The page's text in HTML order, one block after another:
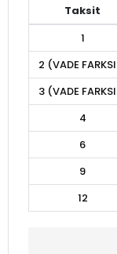
Taksit
1
2 (VADE
3 (VADE
4
6
9
12